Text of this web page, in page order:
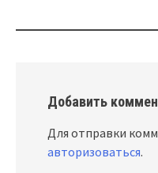
Добавить
Для отправки
авторизоваться.